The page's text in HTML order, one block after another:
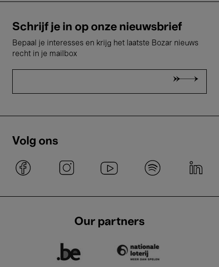
Schrijf je in op onze nieuwsbrief
Bepaal je interesses en krijg het laatste Bozar nieuws
recht in je mailbox
Volg ons
Our partners